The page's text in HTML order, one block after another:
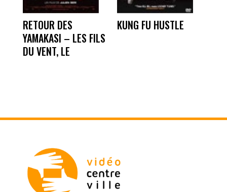
RETOUR DES
YAMAKASI – LES FILS
DU VENT, LE
KUNG FU HUSTLE